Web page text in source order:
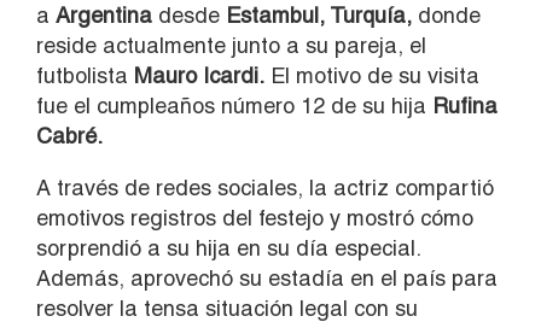
a Argentina desde Estambul, Turquía, donde
reside actualmente junto a su pareja, el
futbolista Mauro Icardi. El motivo de su visita
fue el cumpleaños número 12 de su hija Rufina
Cabré.
A través de redes sociales, la actriz compartió
emotivos registros del festejo y mostró cómo
sorprendió a su hija en su día especial.
Además, aprovechó su estadía en el país para
resolver la tensa situación legal con su